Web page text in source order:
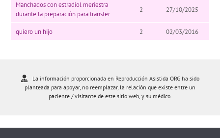
Manchados con estradiol meriestra
durante la preparación para transfer
2 27/10/2025
quiero un hijo 2 02/03/2016
La información proporcionada en Reproducción Asistida ORG ha sido
planteada para apoyar, no reemplazar, la relación que existe entre un
paciente / visitante de este sitio web, y su médico.